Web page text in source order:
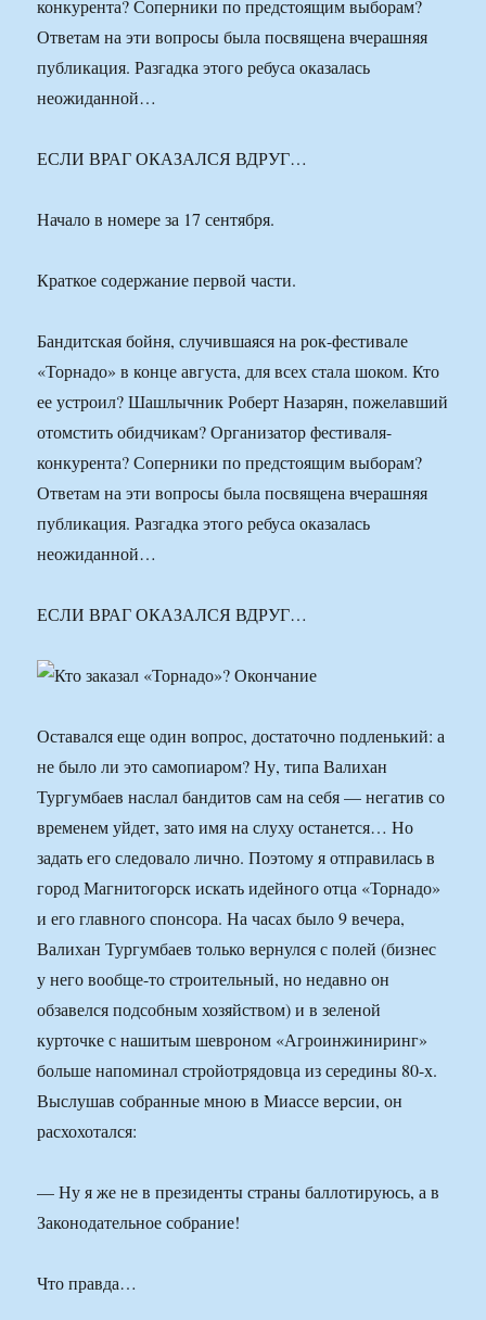
конкурента? Соперники по предстоящим выборам?
Ответам на эти вопросы была посвящена вчерашняя
публикация. Разгадка этого ребуса оказалась
неожиданной…
ЕСЛИ ВРАГ ОКАЗАЛСЯ ВДРУГ…
Начало в номере за 17 сентября.
Краткое содержание первой части.
Бандитская бойня, случившаяся на рок-фестивале
«Торнадо» в конце августа, для всех стала шоком. Кто
ее устроил? Шашлычник Роберт Назарян, пожелавший
отомстить обидчикам? Организатор фестиваля-
конкурента? Соперники по предстоящим выборам?
Ответам на эти вопросы была посвящена вчерашняя
публикация. Разгадка этого ребуса оказалась
неожиданной…
ЕСЛИ ВРАГ ОКАЗАЛСЯ ВДРУГ…
Оставался еще один вопрос, достаточно подленький: а
не было ли это самопиаром? Ну, типа Валихан
Тургумбаев наслал бандитов сам на себя — негатив со
временем уйдет, зато имя на слуху останется… Но
задать его следовало лично. Поэтому я отправилась в
город Магнитогорск искать идейного отца «Торнадо»
и его главного спонсора. На часах было 9 вечера,
Валихан Тургумбаев только вернулся с полей (бизнес
у него вообще-то строительный, но недавно он
обзавелся подсобным хозяйством) и в зеленой
курточке с нашитым шевроном «Агроинжиниринг»
больше напоминал стройотрядовца из середины 80-х.
Выслушав собранные мною в Миассе версии, он
расхохотался:
— Ну я же не в президенты страны баллотируюсь, а в
Законодательное собрание!
Что правда…